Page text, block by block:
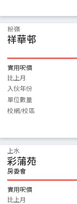
粉嶺
祥華邨
實用呎價
比上月
入伙年份
單位數量
校網/校區
上水
彩蒲苑
房委會
實用呎價
比上月